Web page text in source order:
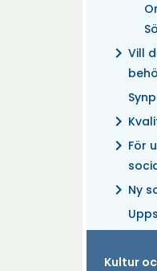
chevron_right Vill
chevron_right
chevron_right För
chevron_right Ny
Kultur